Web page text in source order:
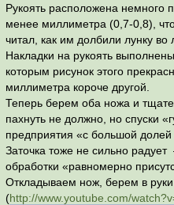
Рукоять расположена немного
менее миллиметра (0,7-0,8),
читал, как им долбили лунку во
Накладки на рукоять
которым рисунок этого
миллиметра короче другой.
Теперь берем оба ножа и
пахнуть не должно, но спуски
предприятия «с большой
Заточка тоже не сильно
обработки «равномерно
Откладываем нож, берем в
(http://www.youtube.com/